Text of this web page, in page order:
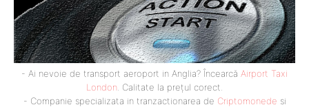
- Ai nevoie de transport aeroport in Anglia? Încearcă Airport Taxi
London . Calitate la prețul corect.
- Companie specializata in tranzactionarea de Criptomonede si